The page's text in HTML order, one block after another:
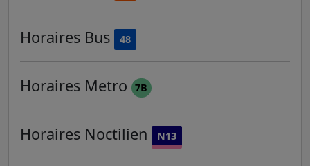
Horaires Bus 48
Horaires Metro 7B
Horaires Noctilien N13